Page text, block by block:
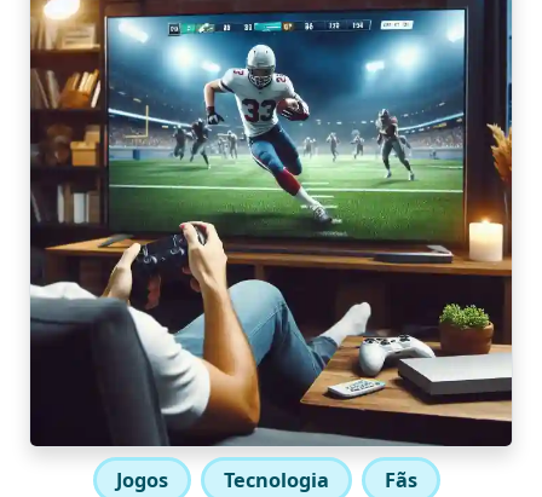
Jogos Tecnologia Fãs